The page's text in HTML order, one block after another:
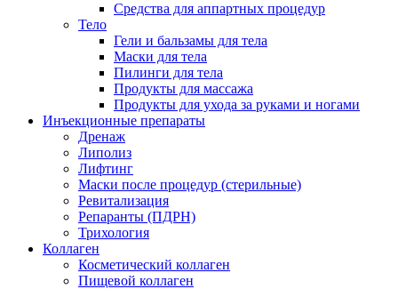
Средства для аппартных процедур
Тело
Гели и бальзамы для тела
Маски для тела
Пилинги для тела
Продукты для массажа
Продукты для ухода за руками и ногами
Инъекционные препараты
Дренаж
Липолиз
Лифтинг
Маски после процедур (стерильные)
Ревитализация
Репаранты (ПДРН)
Трихология
Коллаген
Косметический коллаген
Пищевой коллаген